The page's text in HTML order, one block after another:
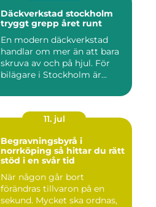
Däckverkstad stockholm
tryggt grepp året runt
En modern däckverkstad
handlar om mer än att bara
skruva av och på hjul. För
bilägare i Stockholm är...
11. jul
Begravningsbyrå i
norrköping så hittar du rätt
stöd i en svår tid
När någon går bort
förändras tillvaron på en
sekund. Mycket ska ordnas,